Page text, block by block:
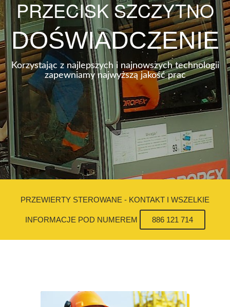
PRZECISK SZCZYTNO
DOŚWIADCZENIE
Korzystając z najlepszych i najnowszych technologii
zapewniamy najwyższą jakość prac
PRZEWIERTY STEROWANE - KONTAKT I WSZELKIE
INFORMACJE POD NUMEREM 886 121 714